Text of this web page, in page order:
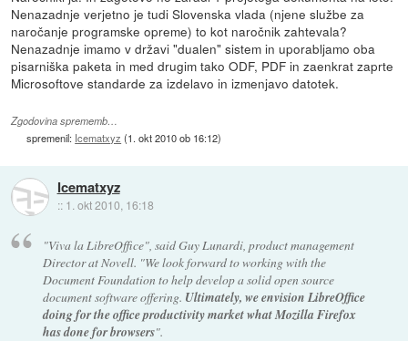
Nenazadnje verjetno je tudi Slovenska vlada (njene službe za
naročanje programske opreme) to kot naročnik zahtevala?
Nenazadnje imamo v državi "dualen" sistem in uporabljamo oba
pisarniška paketa in med drugim tako ODF, PDF in zaenkrat zaprte
Microsoftove standarde za izdelavo in izmenjavo datotek.
Zgodovina sprememb…
spremenil: Icematxyz (1. okt 2010 ob 16:12)
Icematxyz
:: 1. okt 2010, 16:18
"Viva la LibreOffice", said Guy Lunardi, product management
Director at Novell. "We look forward to working with the
Document Foundation to help develop a solid open source
document software offering. Ultimately, we envision LibreOffice
doing for the office productivity market what Mozilla Firefox
has done for browsers".